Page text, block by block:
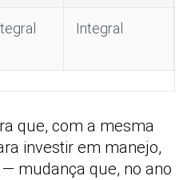
Integral
que, com a mesma
investir em manejo,
mudança que, no ano